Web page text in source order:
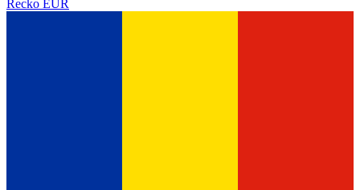
Řecko EUR